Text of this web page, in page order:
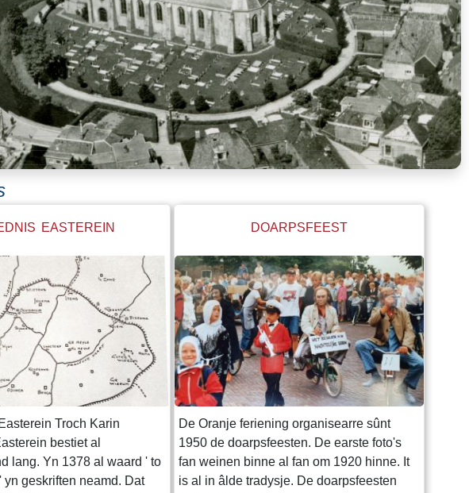
EASTEREIN
Troch Karin
bestiet al
lang. Yn 1378 al waard ' to
yn geskriften neamd. Dat
DOARPSFEEST
De Oranje feriening organisearre sûnt
1950 de doarpsfeesten. De earste foto's
fan weinen binne al fan om 1920 hinne. It
is al in âlde tradysje. De doarpsfeesten